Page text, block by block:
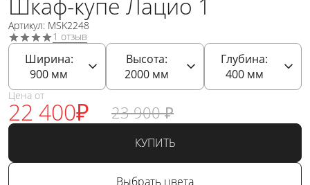
Артикул: MSK2248
1 отзыв
Ширина:
900 мм
Высота:
2000мм
Глубина:
400мм
Цена от
22 400₽ 23 900 ₽
КУПИТЬ
Выбрать цвета